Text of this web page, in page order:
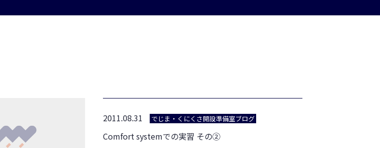
2011.08.31 でじま・くにくさ開設準備室ブログ
Comfort systemでの実習 その②